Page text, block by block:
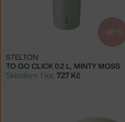
−20 %
TO GO CLICK 0.2 L, MINTY MOSS
STELTON
Skladem 1 ks, 727 Kč